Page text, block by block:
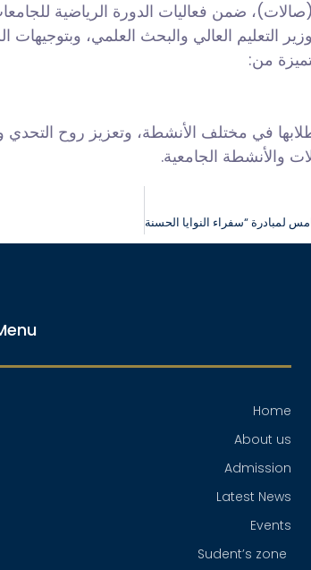
التعليم العالي والبحث العلمي، وبتوجيهات
من:
مختلف الأنشطة، وتعزيز روح التحدي
والأنشطة الجامعية.
Home
About us
Admission
Latest News
Events
Sudent’s zone